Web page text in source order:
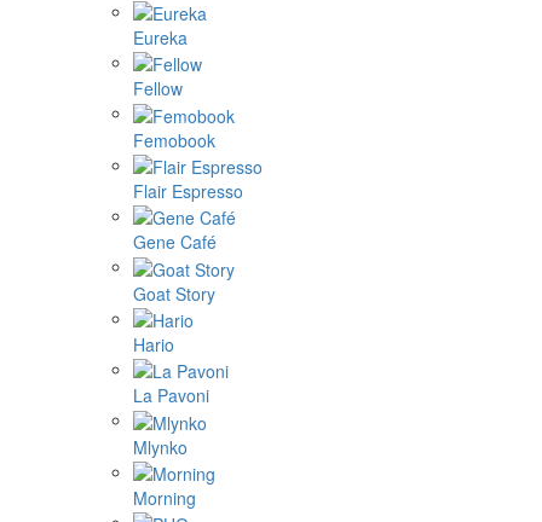
Eureka
Fellow
Femobook
Flair Espresso
Gene Café
Goat Story
Hario
La Pavoni
Mlynko
Morning